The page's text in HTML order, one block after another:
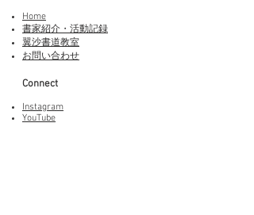
Home
書家紹介・活動記録
​翼沙書道教室
お問い合わせ
Connect
Instagram
YouTube